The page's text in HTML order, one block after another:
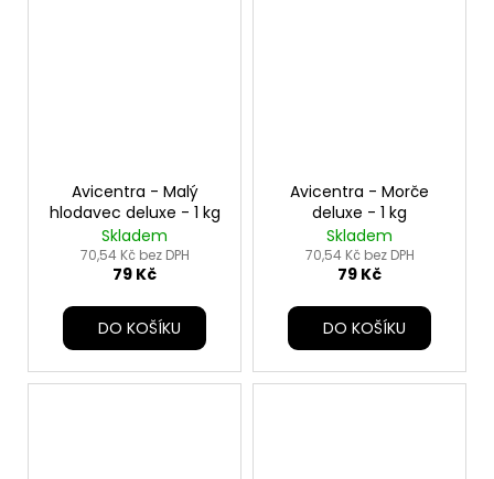
Avicentra - Malý
hlodavec deluxe - 1 kg
Skladem
70,54 Kč bez DPH
79 Kč
DO KOŠÍKU
Avicentra - Morče
deluxe - 1 kg
Skladem
70,54 Kč bez DPH
79 Kč
DO KOŠÍKU